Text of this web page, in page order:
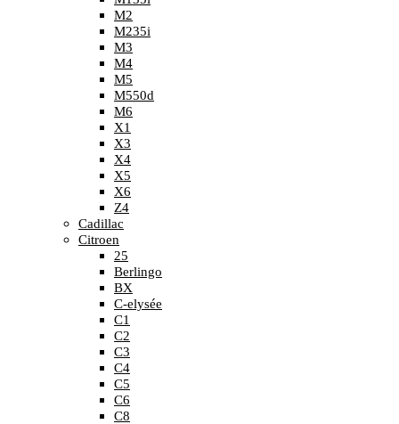
M2
M235i
M3
M4
M5
M550d
M6
X1
X3
X4
X5
X6
Z4
Cadillac
Citroen
25
Berlingo
BX
C-elysée
C1
C2
C3
C4
C5
C6
C8